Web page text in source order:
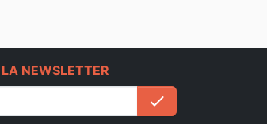
NEWSLETTER
check